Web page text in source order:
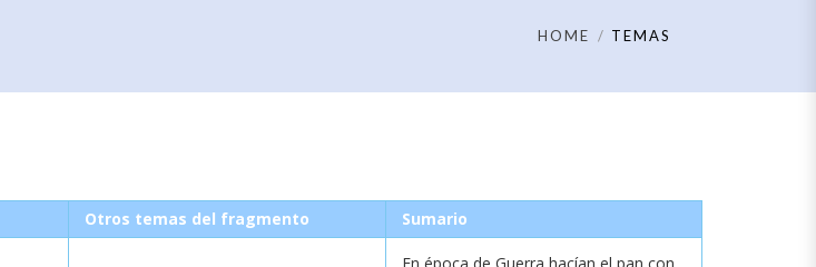
HOME TEMAS
Otros temas del fragmento Sumario
En época de Guerra hacían el pan con